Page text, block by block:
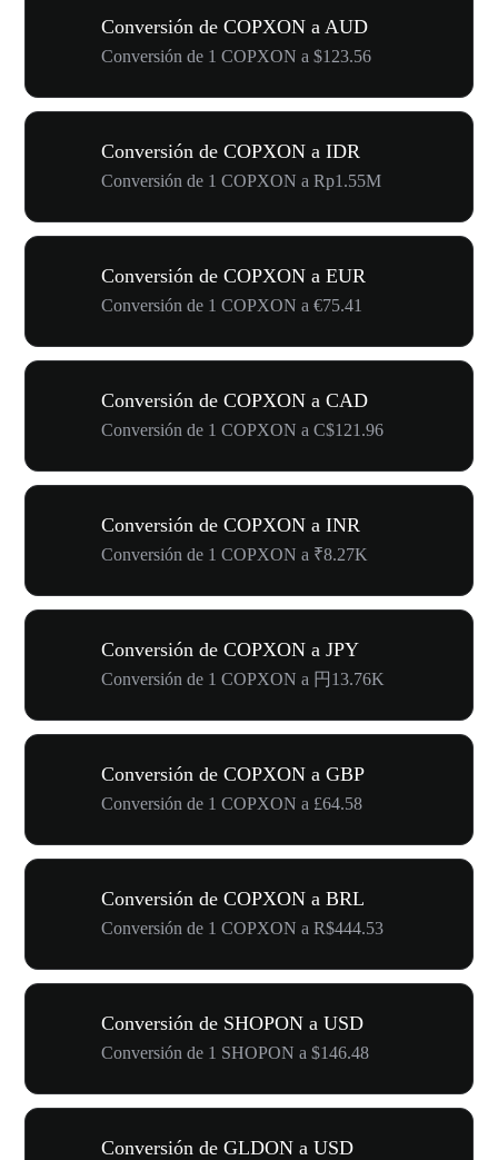
Conversión de COPXON a AUD
Conversión de 1 COPXON a $123.56
Conversión de COPXON a IDR
Conversión de 1 COPXON a Rp1.55M
Conversión de COPXON a EUR
Conversión de 1 COPXON a €75.41
Conversión de COPXON a CAD
Conversión de 1 COPXON a C$121.96
Conversión de COPXON a INR
Conversión de 1 COPXON a ₹8.27K
Conversión de COPXON a JPY
Conversión de 1 COPXON a 円13.76K
Conversión de COPXON a GBP
Conversión de 1 COPXON a £64.58
Conversión de COPXON a BRL
Conversión de 1 COPXON a R$444.53
Conversión de SHOPON a USD
Conversión de 1 SHOPON a $146.48
Conversión de GLDON a USD